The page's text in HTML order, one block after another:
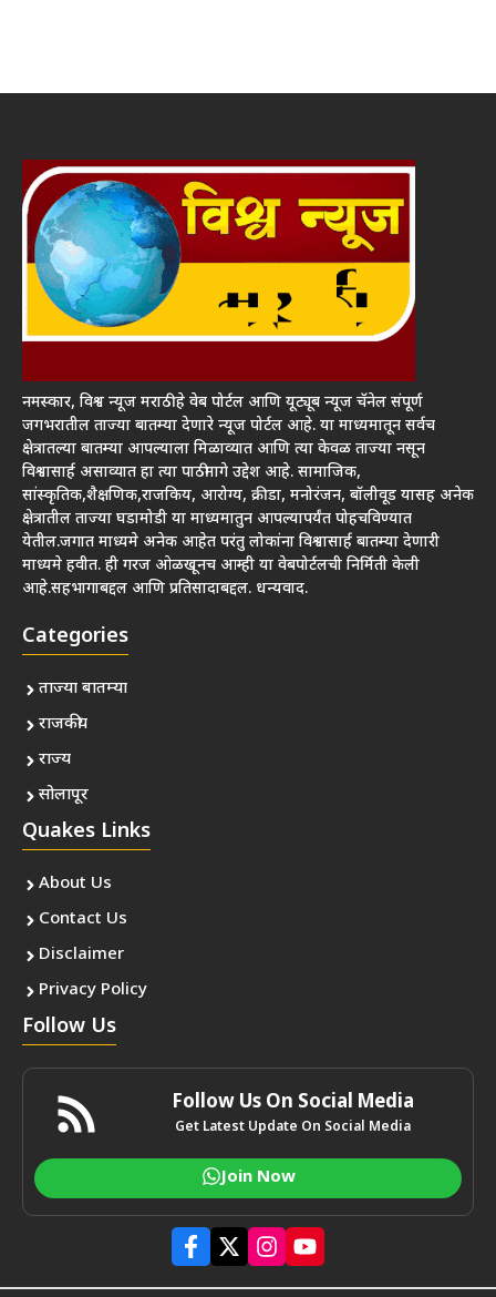
नमस्कार, विश्व न्यूज मराठी हे वेब पोर्टल आणि यूट्यूब न्यूज चॅनेल संपूर्ण
जगभरातील ताज्या बातम्या देणारे न्यूज पोर्टल आहे. या माध्यमातून सर्वच
क्षेत्रातल्या बातम्या आपल्याला मिळाव्यात आणि त्या केवळ ताज्या नसून
विश्वासार्ह असाव्यात हा त्या पाठीमागे उद्देश आहे. सामाजिक,
सांस्कृतिक,शैक्षणिक,राजकिय, आरोग्य, क्रीडा, मनोरंजन, बॉलीवूड यासह अनेक
क्षेत्रातील ताज्या घडामोडी या माध्यमातुन आपल्यापर्यंत पोहचविण्यात
येतील.जगात माध्यमे अनेक आहेत परंतु लोकांना विश्वासार्ह बातम्या देणारी
माध्यमे हवीत. ही गरज ओळखूनच आम्ही या वेबपोर्टलची निर्मिती केली
आहे.सहभागाबद्दल आणि प्रतिसादाबद्दल. धन्यवाद.
Categories
ताज्या बातम्या
राजकीय
राज्य
सोलापूर
Quakes Links
About Us
Contact Us
Disclaimer
Privacy Policy
Follow Us
Follow Us On Social Media
Get Latest Update On Social Media
Join Now